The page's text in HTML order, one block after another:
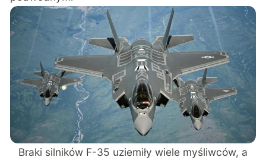
Braki silników F-35 uziemiły wiele myśliwców, a